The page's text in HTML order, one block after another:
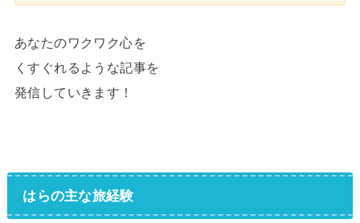
あなたのワクワク心を
くすぐれるような記事を
発信していきます！
はらの主な旅経験